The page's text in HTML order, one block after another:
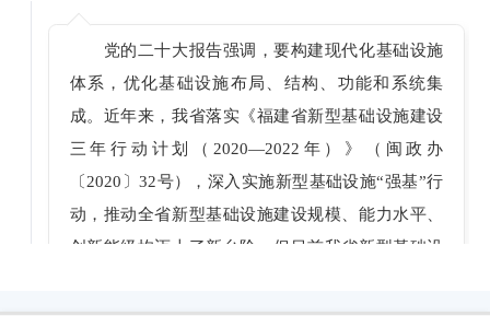
党的二十大报告强调，要构建现代化基础设施
体系，优化基础设施布局、结构、功能和系统集
成。近年来，我省落实《福建省新型基础设施建设
三年行动计划（2020—2022年）》（闽政办
〔2020〕32号），深入实施新型基础设施“强基”行
动，推动全省新型基础设施建设规模、能力水平、
创新能级均迈上了新台阶，但目前我省新型基础设
距。